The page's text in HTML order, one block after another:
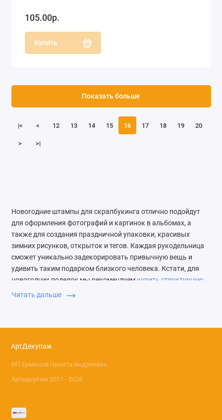
105.00р.
Купить
|< < 12 13 14 15 16 17 18 19 20
> >|
Показать больше
Новогодние штампы для скрапбукинга отлично подойдут
для оформления фотографий и картинок в альбомах, а
также для создания праздничной упаковки, красивых
зимних рисунков, открыток и тегов. Каждая рукодельница
сможет уникально задекорировать привычную вещь и
удивить таким подарком близкого человека. Кстати, для
новогодних поделок мы рекомендуем купить структурную
пасту с эффектом снега
Как использовать
рождественские
трафареты
Среди новогоднего ассортимента штампов и шаблонов
снеговиками, снежными домиками, ёлочками, гирляндами и
Читать дальше
АртДекупаж
ИП Ермилов Никита Андреевич
Артедкупаж 2011 - 2026